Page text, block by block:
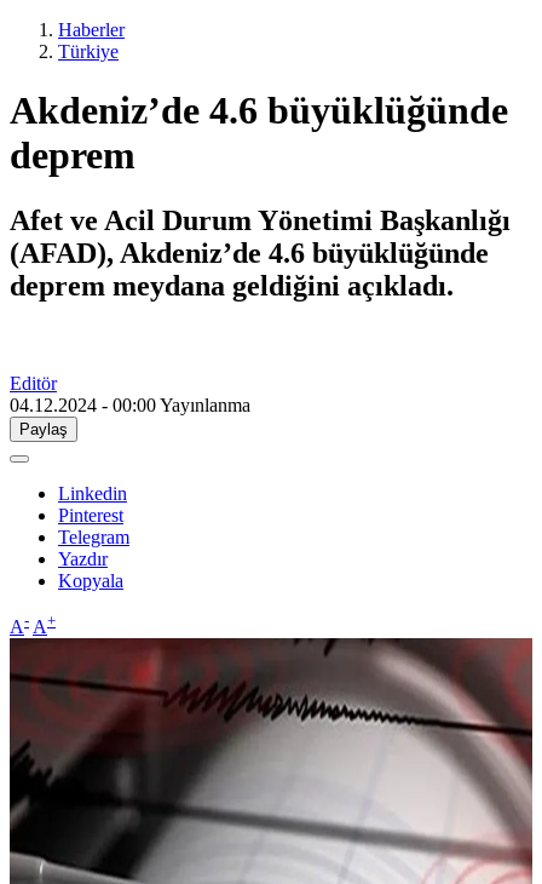
Haberler
Türkiye
Akdeniz’de 4.6 büyüklüğünde
deprem
Afet ve Acil Durum Yönetimi Başkanlığı
(AFAD), Akdeniz’de 4.6 büyüklüğünde
deprem meydana geldiğini açıkladı.
Editör
04.12.2024 - 00:00Yayınlanma
Paylaş
Linkedin
Pinterest
Telegram
Yazdır
Kopyala
A- A+